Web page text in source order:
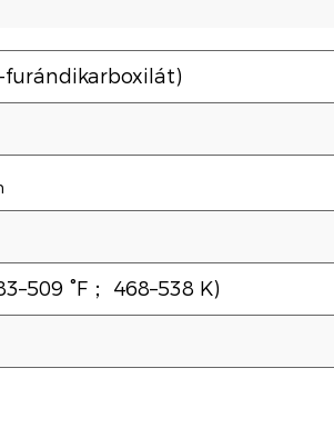
furándikarboxilát)
°F； 468–538 K)